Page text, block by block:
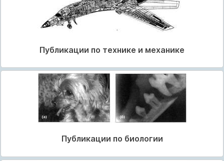
Публикации по технике и механике
Публикации по биологии